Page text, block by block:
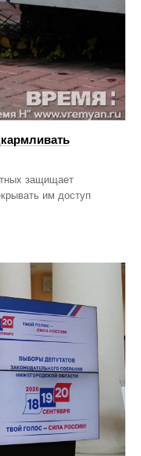
защищает
им доступ